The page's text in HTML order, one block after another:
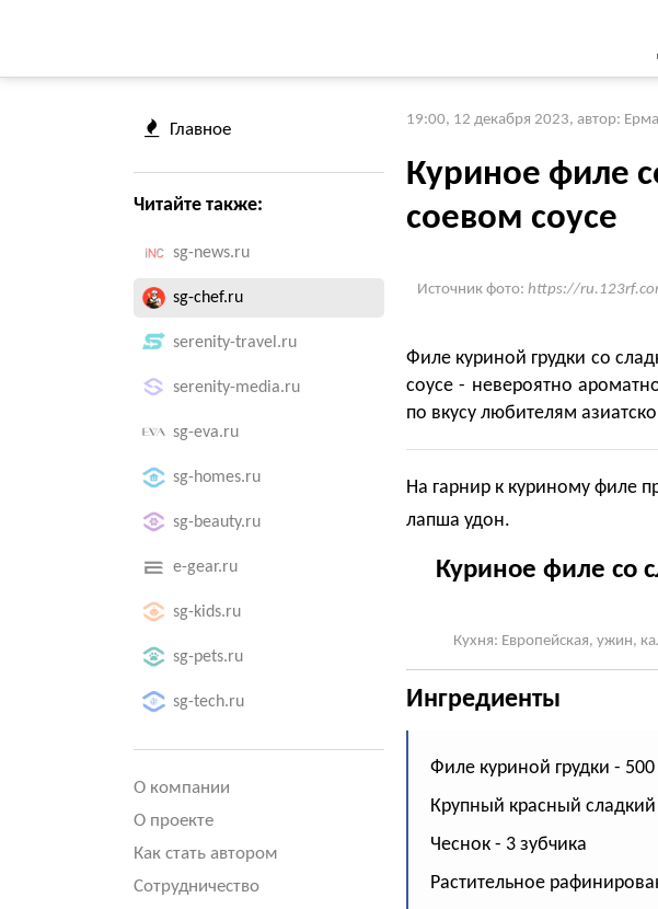
Главное
Читайте также:
sg-news.ru
sg-chef.ru
serenity-travel.ru
serenity-media.ru
sg-eva.ru
sg-homes.ru
sg-beauty.ru
e-gear.ru
sg-kids.ru
sg-pets.ru
sg-tech.ru
О компании
О проекте
Как стать автором
Сотрудничество
19:00, 12 декабря 2023, автор:
Куриное филе
соевом соусе
Источник фото: https://
Филе куриной грудки со
соусе - невероятно
по вкусу любителям
На гарнир к куриному филе
лапша удон.
Куриное филе со
Кухня: Европейская, ужин,
Ингредиенты
Филе куриной грудки - 500
Крупный красный
Чеснок - 3 зубчика
Растительное